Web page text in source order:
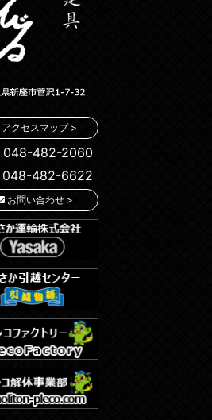
クセスマップ >
048-482-2060
048-482-6622
お問い合わせ >